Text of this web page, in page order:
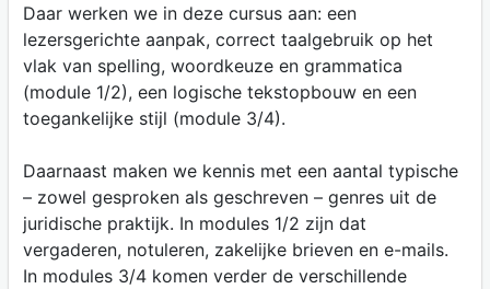
Daar werken we in deze cursus aan: een
lezersgerichte aanpak, correct taalgebruik op het
vlak van spelling, woordkeuze en grammatica
(module 1/2), een logische tekstopbouw en een
toegankelijke stijl (module 3/4).
Daarnaast maken we kennis met een aantal typische
– zowel gesproken als geschreven – genres uit de
juridische praktijk. In modules 1/2 zijn dat
vergaderen, notuleren, zakelijke brieven en e-mails.
In modules 3/4 komen verder de verschillende